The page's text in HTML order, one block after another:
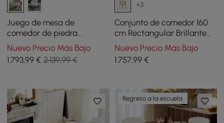
Juego de mesa de
comedor de piedra
sinterizada redonda de
estilo moderno de 1350 mm
con 4 sillas
Nuevo Precio Más Bajo
1.793,99 € 2.139,99 €
+3
Conjunto de comedor 160
cm Rectangular Brillante
Mesa de comedor de
piedra sinterizada Pandora
con 4 sillas
Nuevo Precio Más Bajo
1.757,99€
Regreso a la escuela